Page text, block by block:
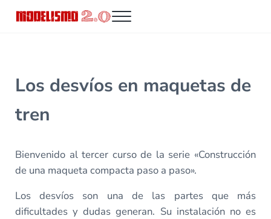
Menu
Los desvíos en maquetas de
tren
Bienvenido al tercer curso de la serie «Construcción
de una maqueta compacta paso a paso».
Los desvíos son una de las partes que más
dificultades y dudas generan. Su instalación no es